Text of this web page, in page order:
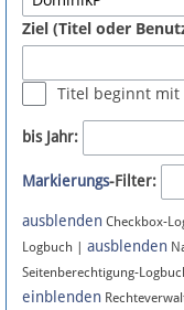
Newsletter
Bluesky
Facebook
Instagram
Ziel (Titel oder
Titel beginnt mit
bis Jahr:
Markierungs-Filter:
ausblenden Checkbox-
Logbuch | ausblenden
Seitenberechtigung-
einblenden